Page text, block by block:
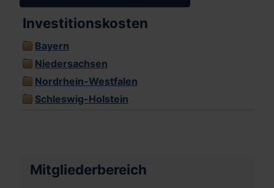
Investitionskosten
Bayern
Niedersachsen
Nordrhein-Westfalen
Schleswig-Holstein
Mitgliederbereich